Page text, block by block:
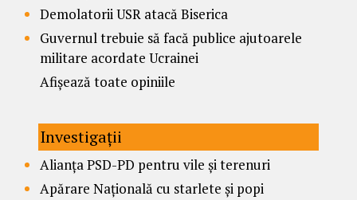
Demolatorii USR atacă Biserica
Guvernul trebuie să facă publice ajutoarele
militare acordate Ucrainei
Afișează toate opiniile
Investigații
Alianța PSD-PD pentru vile și terenuri
Apărare Națională cu starlete și popi